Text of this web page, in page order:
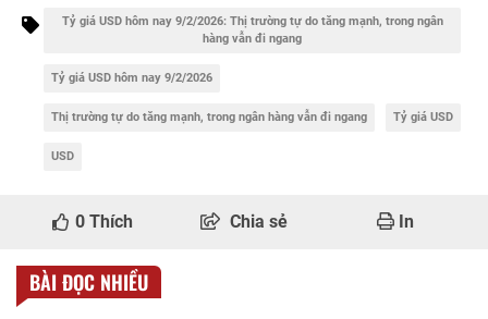
Tỷ giá USD hôm nay 9/2/2026: Thị trường tự do tăng mạnh, trong ngân
hàng vẫn đi ngang
Tỷ giá USD hôm nay 9/2/2026
Thị trường tự do tăng mạnh, trong ngân hàng vẫn đi ngang Tỷ giá USD
USD
0 Thích Chia sẻ In
BÀI ĐỌC NHIỀU